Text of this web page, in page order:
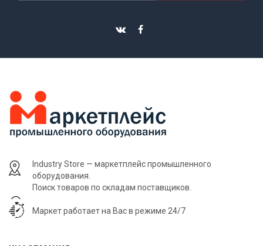
Industry Store — маркетплейс промышленного
оборудования.
Поиск товаров по складам поставщиков.
Маркет работает на Вас в режиме 24/7